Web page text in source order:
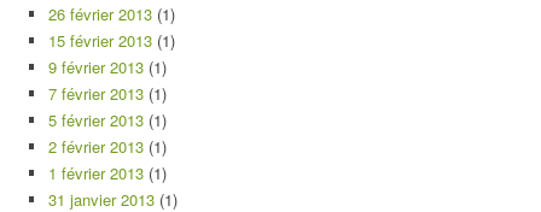
26 février 2013 (1)
15 février 2013 (1)
9 février 2013 (1)
7 février 2013 (1)
5 février 2013 (1)
2 février 2013 (1)
1 février 2013 (1)
31 janvier 2013 (1)